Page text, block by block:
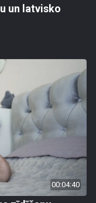
un latvisko
00:04:40